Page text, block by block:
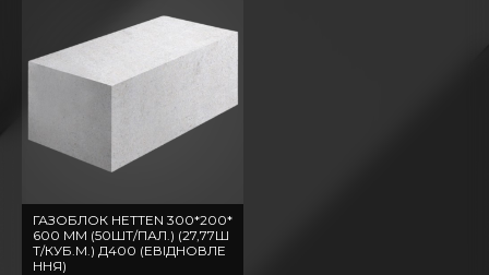
ГАЗОБЛОК HETTEN 300*200*
600 ММ (50ШТ/ПАЛ.) (27,77Ш
Т/КУБ.М.) Д400 (ЕВІДНОВЛЕ
ННЯ)